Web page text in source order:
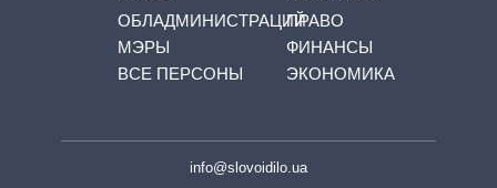
ОБЛАДМИНИСТРАЦИЙ
МЭРЫ
ВСЕ ПЕРСОНЫ
ПРАВО
ФИНАНСЫ
ЭКОНОМИКА
info@slovoidilo.ua